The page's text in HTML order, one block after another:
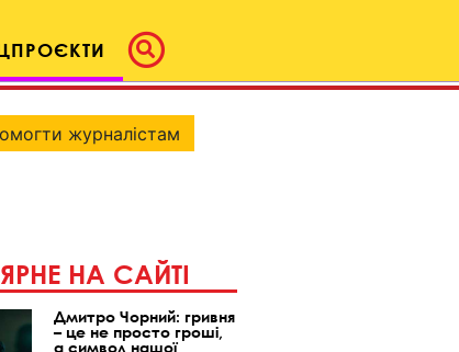
журналістам
НА САЙТІ
Дмитро Чорний: гривня
– це не просто гроші,
а символ нашої